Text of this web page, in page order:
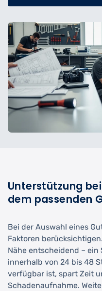
Unterstützung
dem passenden
Bei der Auswahl eines
Faktoren
Nähe entscheidend –
innerhalb von 24 bis 48
verfügbar ist, spart Zeit
Schadenaufnahme.